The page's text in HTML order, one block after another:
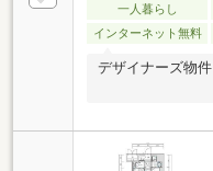
一人暮らし
インターネット無料
デザイナーズ物件